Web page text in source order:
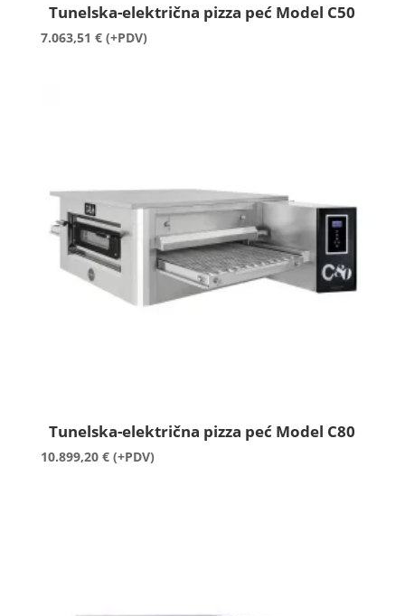
Tunelska-električna pizza peć Model C50
7.063,51 € (+PDV)
Tunelska-električna pizza peć Model C80
10.899,20 € (+PDV)